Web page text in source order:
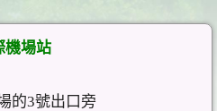
機場站
的3號出口旁